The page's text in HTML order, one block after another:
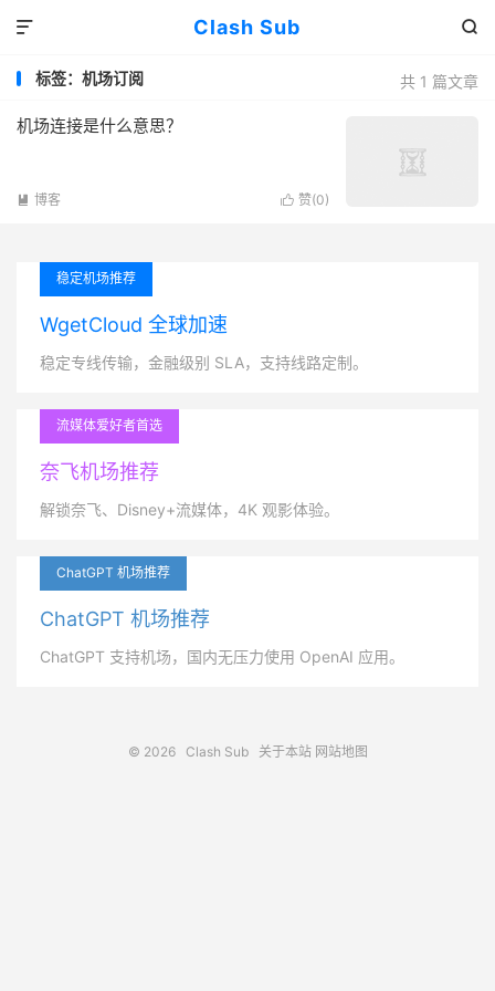
Clash Sub 

共 1 篇文章
标签：机场订阅
机场连接是什么意思？
 赞(0)
 博客
稳定机场推荐
WgetCloud 全球加速
稳定专线传输，金融级别 SLA，支持线路定制。
流媒体爱好者首选
奈飞机场推荐
解锁奈飞、Disney+流媒体，4K 观影体验。
ChatGPT 机场推荐
ChatGPT 机场推荐
ChatGPT 支持机场，国内无压力使用 OpenAI 应用。
© 2026 Clash Sub 关于本站 网站地图